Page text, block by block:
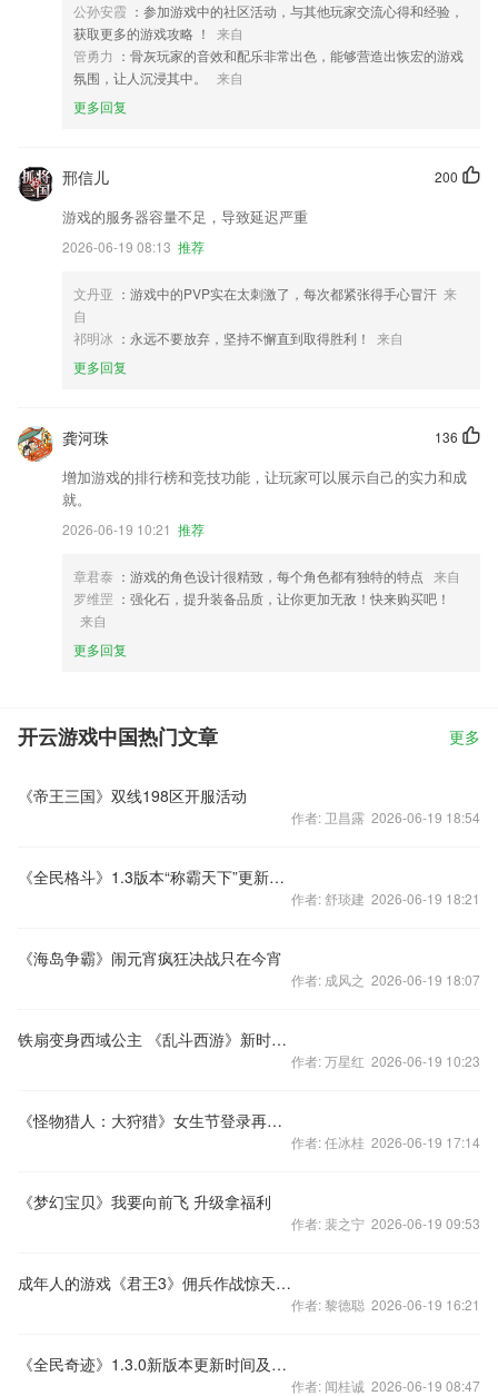
公孙安霞 ：参加游戏中的社区活动，与其他玩家交流心得和经验，
获取更多的游戏攻略 ！
来自
管勇力 ：骨灰玩家的音效和配乐非常出色，能够营造出恢宏的游戏
氛围，让人沉浸其中。
来自
更多回复
200
邢信儿
游戏的服务器容量不足，导致延迟严重
2026-06-19 08:13 推荐
文丹亚 ：游戏中的PVP实在太刺激了，每次都紧张得手心冒汗 来
自
祁明冰 ：永远不要放弃，坚持不懈直到取得胜利！
来自
更多回复
136
龚河珠
增加游戏的排行榜和竞技功能，让玩家可以展示自己的实力和成
就。
2026-06-19 10:21 推荐
章君泰 ：游戏的角色设计很精致，每个角色都有独特的特点 来自
罗维罡 ：强化石，提升装备品质，让你更加无敌！快来购买吧！
来自
更多回复
开云游戏中国热门文章 更多
《帝王三国》双线198区开服活动
作者: 卫昌露 2026-06-19 18:54
《全民格斗》1.3版本“称霸天下”更新公告
作者: 舒琰建 2026-06-19 18:21
《海岛争霸》闹元宵疯狂决战只在今宵
作者: 成风之 2026-06-19 18:07
铁扇变身西域公主 《乱斗西游》新时装原画曝光
作者: 万星红 2026-06-19 10:23
《怪物猎人：大狩猎》女生节登录再送礼
作者: 任冰桂 2026-06-19 17:14
《梦幻宝贝》我要向前飞 升级拿福利
作者: 裴之宁 2026-06-19 09:53
成年人的游戏《君王3》佣兵作战惊天计划
作者: 黎德聪 2026-06-19 16:21
《全民奇迹》1.3.0新版本更新时间及内容大爆料
作者: 闻桂诚 2026-06-19 08:47